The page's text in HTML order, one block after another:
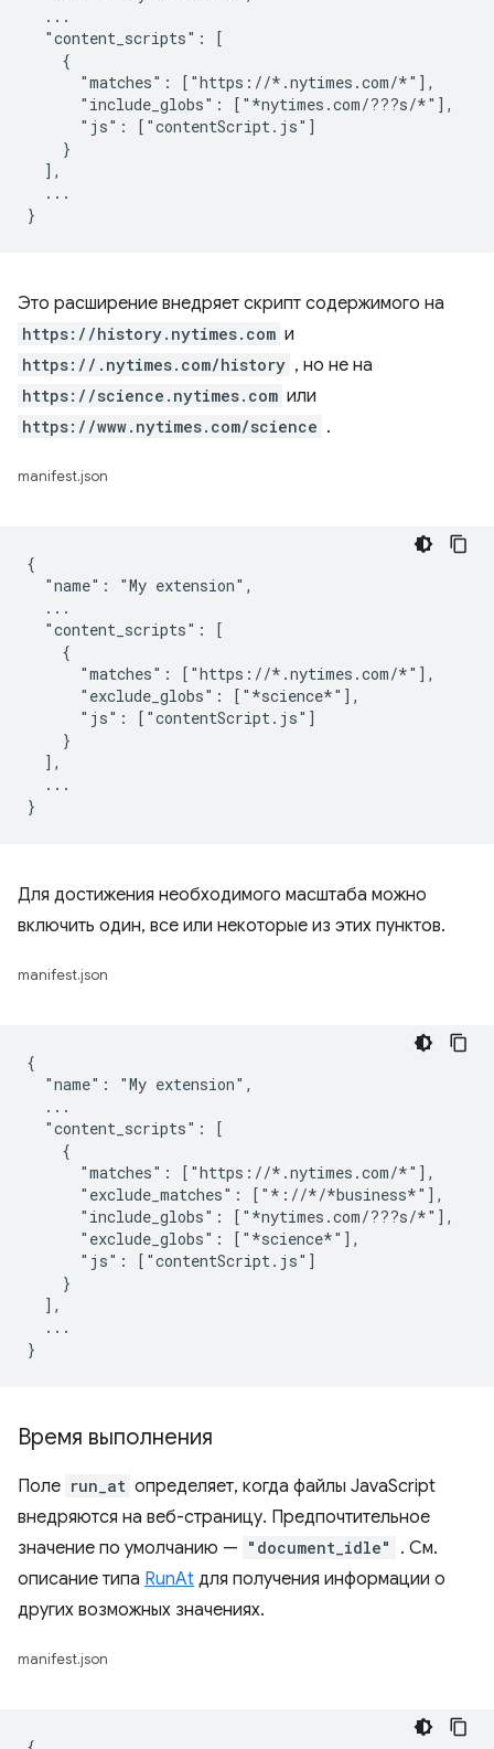
  ...
  "content_scripts": [
    {
      "matches": ["https://*.nytimes.com/*"],
      "include_globs": ["*nytimes.com/???s/*"],
      "js": ["contentScript.js"]
    }
  ],
  ...
Это расширение внедряет скрипт содержимого на
https://history.nytimes.com и
https://.nytimes.com/history , но не на
https://science.nytimes.com или
https://www.nytimes.com/science .
manifest.json
{
  "name": "My extension",
  ...
  "content_scripts": [
    {
      "matches": ["https://*.nytimes.com/*"],
      "exclude_globs": ["*science*"],
      "js": ["contentScript.js"]
    }
  ],
  ...
Для достижения необходимого масштаба можно
включить один, все или некоторые из этих пунктов.
manifest.json
{
  "name": "My extension",
  ...
  "content_scripts": [
    {
      "matches": ["https://*.nytimes.com/*"],
      "exclude_matches": ["*://*/*business*"],
      "include_globs": ["*nytimes.com/???s/*"],
      "exclude_globs": ["*science*"],
      "js": ["contentScript.js"]
    }
  ],
  ...
Время выполнения
Поле run_at определяет, когда файлы JavaScript
внедряются на веб-страницу. Предпочтительное
значение по умолчанию — "document_idle"
. См.
описание типа RunAt для получения информации о
других возможных значениях.
manifest.json